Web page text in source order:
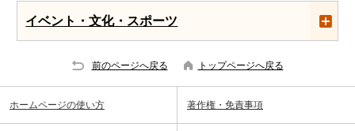
イベント・文化・スポーツ
前のページへ戻る トップページへ戻る
ホームページの使い方 著作権・免責事項